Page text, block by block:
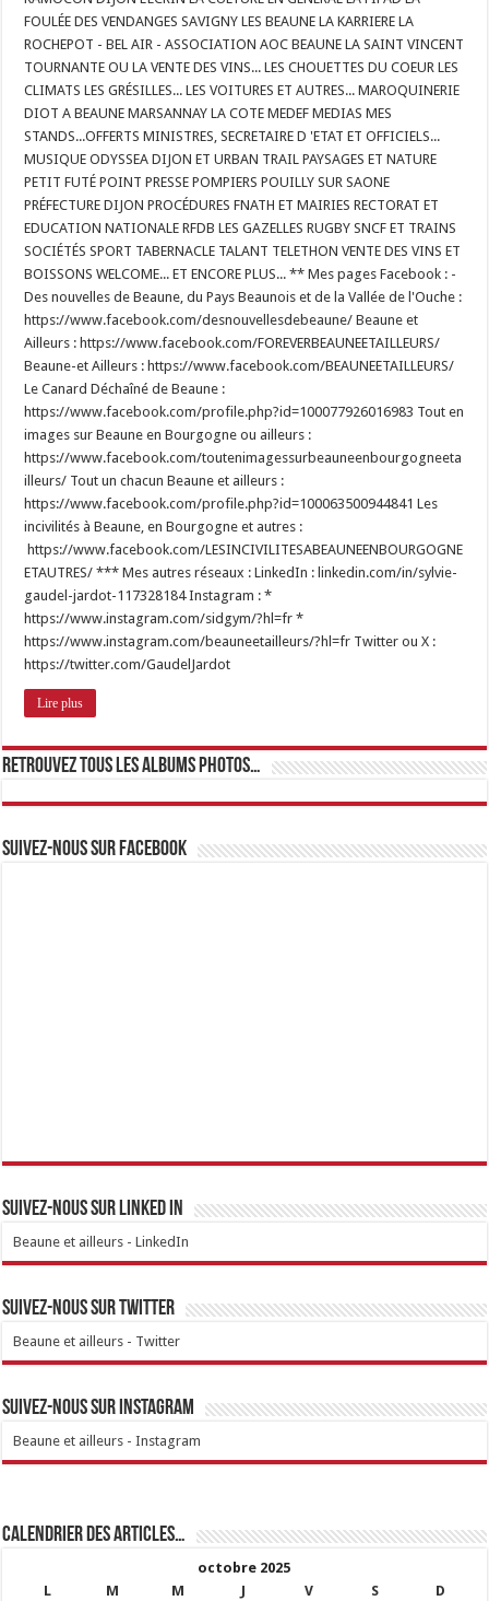
FOULÉE DES VENDANGES SAVIGNY LES BEAUNE LA KARRIERE LA
ROCHEPOT - BEL AIR - ASSOCIATION AOC BEAUNE LA SAINT VINCENT
TOURNANTE OU LA VENTE DES VINS... LES CHOUETTES DU COEUR LES
CLIMATS LES GRÉSILLES... LES VOITURES ET AUTRES... MAROQUINERIE
DIOT A BEAUNE MARSANNAY LA COTE MEDEF MEDIAS MES
STANDS...OFFERTS MINISTRES, SECRETAIRE D 'ETAT ET OFFICIELS...
MUSIQUE ODYSSEA DIJON ET URBAN TRAIL PAYSAGES ET NATURE
PETIT FUTÉ POINT PRESSE POMPIERS POUILLY SUR SAONE
PRÉFECTURE DIJON PROCÉDURES FNATH ET MAIRIES RECTORAT ET
EDUCATION NATIONALE RFDB LES GAZELLES RUGBY SNCF ET TRAINS
SOCIÉTÉS SPORT TABERNACLE TALANT TELETHON VENTE DES VINS ET
BOISSONS WELCOME... ET ENCORE PLUS... ** Mes pages Facebook : -
Des nouvelles de Beaune, du Pays Beaunois et de la Vallée de l'Ouche :
https://www.facebook.com/desnouvellesdebeaune/ Beaune et
Ailleurs : https://www.facebook.com/FOREVERBEAUNEETAILLEURS/
Beaune-et Ailleurs : https://www.facebook.com/BEAUNEETAILLEURS/
Le Canard Déchaîné de Beaune :
https://www.facebook.com/profile.php?id=100077926016983 Tout en
images sur Beaune en Bourgogne ou ailleurs :
https://www.facebook.com/toutenimagessurbeauneenbourgogneeta
illeurs/ Tout un chacun Beaune et ailleurs :
https://www.facebook.com/profile.php?id=100063500944841 Les
incivilités à Beaune, en Bourgogne et autres :
https://www.facebook.com/LESINCIVILITESABEAUNEENBOURGOGNE
ETAUTRES/ *** Mes autres réseaux : LinkedIn : linkedin.com/in/sylvie-
gaudel-jardot-117328184 Instagram : *
https://www.instagram.com/sidgym/?hl=fr *
https://www.instagram.com/beauneetailleurs/?hl=fr Twitter ou X :
https://twitter.com/GaudelJardot
Lire plus
Retrouvez tous les albums photos…
Suivez-nous sur Facebook
Suivez-nous sur linked IN
Beaune et ailleurs - LinkedIn
Suivez-nous sur Twitter
Beaune et ailleurs - Twitter
Suivez-nous sur Instagram
Beaune et ailleurs - Instagram
Calendrier des articles…
octobre 2025
L
M M J V S
D